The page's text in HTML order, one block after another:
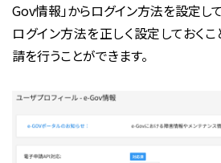
Gov情報」からログイン方法を設定して
ログイン方法を正しく設定しておく
請を行うことができます。